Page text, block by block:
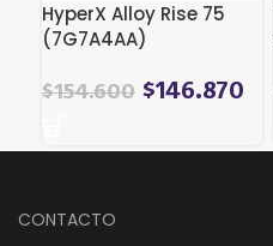
HyperX Alloy Rise 75
(7G7A4AA)
$154.600 $146.870
CONTACTO